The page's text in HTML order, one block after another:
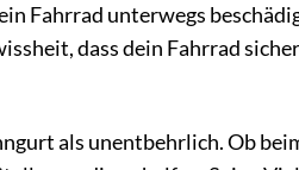
Fahrrad unterwegs
dass dein Fahrrad
als unentbehrlich. Ob